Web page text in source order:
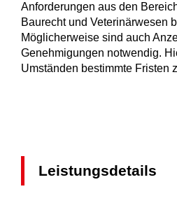
Anforderungen aus den
Baurecht und Veterinärwesen
Möglicherweise sind auch
Genehmigungen notwendig.
Umständen bestimmte Fristen
Leistungsdetails